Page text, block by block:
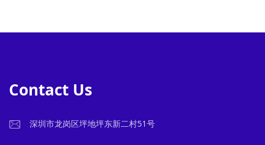
Contact Us
深圳市龙岗区坪地坪东新二村51号